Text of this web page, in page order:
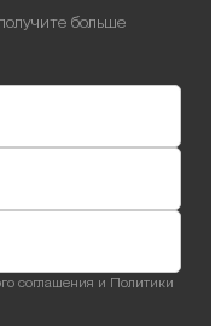
больше
соглашения и Политики